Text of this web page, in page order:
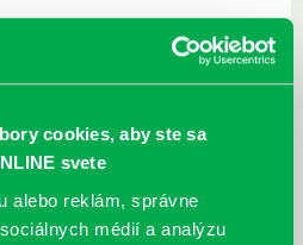
cookies, aby ste sa
svete
alebo reklám, správne
médií a analýzu